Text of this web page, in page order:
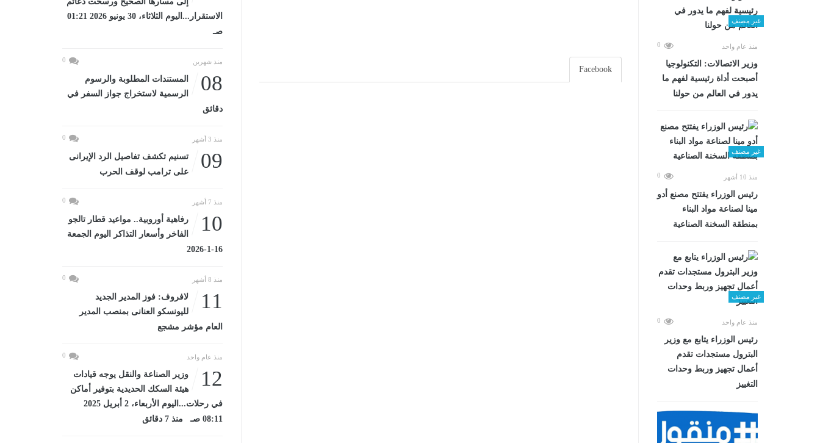
غير مصنف
منذ عام واحد 0
وزير الاتصالات: التكنولوجيا
أصبحت أداة رئيسية لفهم ما
يدور في العالم من حولنا
غير مصنف
منذ 10 أشهر 0
رئيس الوزراء يفتتح مصنع أدو
مينا لصناعة مواد البناء
بمنطقة السخنة الصناعية
غير مصنف
منذ عام واحد 0
رئيس الوزراء يتابع مع وزير
البترول مستجدات تقدم
أعمال تجهيز وربط وحدات
التغييز
Facebook
الاستقرار...اليوم الثلاثاء، 30 يونيو 2026 01:21
صـ
منذ شهرين 0
08
المستندات المطلوبة والرسوم
الرسمية لاستخراج جواز السفر في
دقائق
منذ 3 أشهر 0
09
تسنيم تكشف تفاصيل الرد الإيرانى
على ترامب لوقف الحرب
منذ 7 أشهر 0
10
رفاهية أوروبية.. مواعيد قطار تالجو
الفاخر وأسعار التذاكر اليوم الجمعة
16-1-2026
منذ 8 أشهر 0
11
لافروف: فوز المدير الجديد
لليونسكو العنانى بمنصب المدير
العام مؤشر مشجع
منذ عام واحد 0
12
وزير الصناعة والنقل يوجه قيادات
هيئة السكك الحديدية بتوفير أماكن
في رحلات...اليوم الأربعاء، 2 أبريل 2025
08:11 صـ منذ 7 دقائق